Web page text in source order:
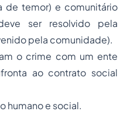
de temor) e comunitário
ser resolvido pela
pela comunidade).
o crime com um ente
ao contrato social
humano e social.